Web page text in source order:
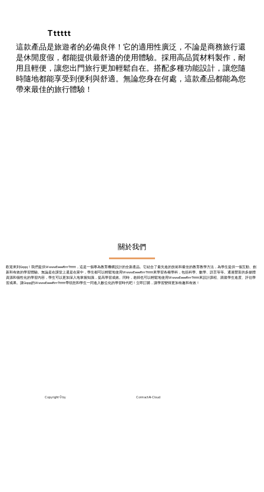
這款產品是旅遊者的必備良伴！它的適用性廣泛，不論是商務旅行還
是休閒度假，都能提供最舒適的使用體驗。採用高品質材料製作，耐
用且輕便，讓您出門旅行更加輕鬆自在。搭配多種功能設計，讓您隨
時隨地都能享受到便利與舒適。無論您身在何處，這款產品都能為您
帶來最佳的旅行體驗！
Tttttt
關於我們
歡迎來到Qqqq！我們提供WwwwEeeeRrrrTttttt，這是一個專為教育機構設計的全新產品。它結合了最先進的技術和最佳的教育教學方法，為學生提供一個互動、創
新和有效的學習體驗。無論是在課堂上還是在家中，學生都可以輕鬆地使用WwwwEeeeRrrrTttttt來學習各種學科，包括科學、數學、語言等等。通過豐富的多媒體
資源和個性化的學習內容，學生可以更加深入地掌握知識，提高學習成效。同時，老師也可以輕鬆地使用WwwwEeeeRrrrTttttt來設計課程、跟蹤學生進度、評估學
習成果。讓Qqqq的WwwwEeeeRrrrTttttt帶領您和學生一同進入數位化的學習時代吧！立即訂購，讓學習變得更加有趣和有效！
Copyright © by ConnactAI-Cloud